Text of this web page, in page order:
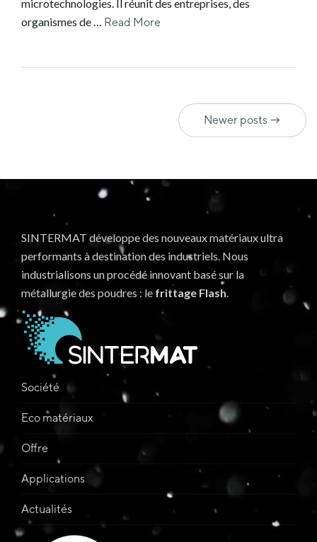
microtechnologies. Il réunit des entreprises, des
organismes de … Read More
Newer posts →
SINTERMAT développe des nouveaux matériaux ultra
performants à destination des industriels. Nous
industrialisons un procédé innovant basé sur la
métallurgie des poudres : le frittage Flash
Société
Eco matériaux
Offre
Applications
Actualités